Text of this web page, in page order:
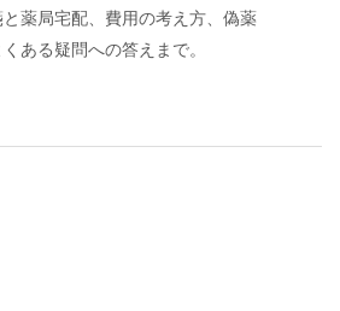
薬局宅配、費用の考え方、偽薬
ある疑問への答えまで。